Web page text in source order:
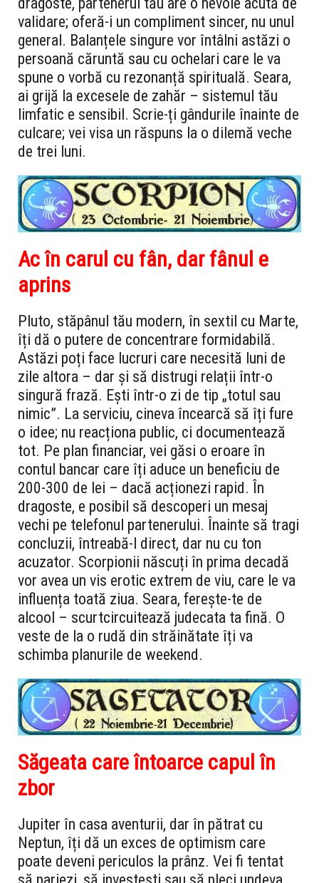
validare; oferă-i un compliment sincer, nu unul
general. Balanțele singure vor întâlni astăzi o
persoană căruntă sau cu ochelari care le va
spune o vorbă cu rezonanță spirituală. Seara,
ai grijă la excesele de zahăr – sistemul tău
limfatic e sensibil. Scrie-ți gândurile înainte de
culcare; vei visa un răspuns la o dilemă veche
de trei luni.
Ac în carul cu fân, dar fânul e
aprins
Pluto, stăpânul tău modern, în sextil cu Marte,
îți dă o putere de concentrare formidabilă.
Astăzi poți face lucruri care necesită luni de
zile altora – dar și să distrugi relații într-o
singură frază. Ești într-o zi de tip „totul sau
nimic”. La serviciu, cineva încearcă să îți fure
o idee; nu reacționa public, ci documentează
tot. Pe plan financiar, vei găsi o eroare în
contul bancar care îți aduce un beneficiu de
200-300 de lei – dacă acționezi rapid. În
dragoste, e posibil să descoperi un mesaj
vechi pe telefonul partenerului. Înainte să tragi
concluzii, întreabă-l direct, dar nu cu ton
acuzator. Scorpionii născuți în prima decadă
vor avea un vis erotic extrem de viu, care le va
influența toată ziua. Seara, ferește-te de
alcool – scurtcircuitează judecata ta fină. O
veste de la o rudă din străinătate îți va
schimba planurile de weekend.
Săgeata care întoarce capul în
zbor
Jupiter în casa aventurii, dar în pătrat cu
Neptun, îți dă un exces de optimism care
poate deveni periculos la prânz. Vei fi tentat